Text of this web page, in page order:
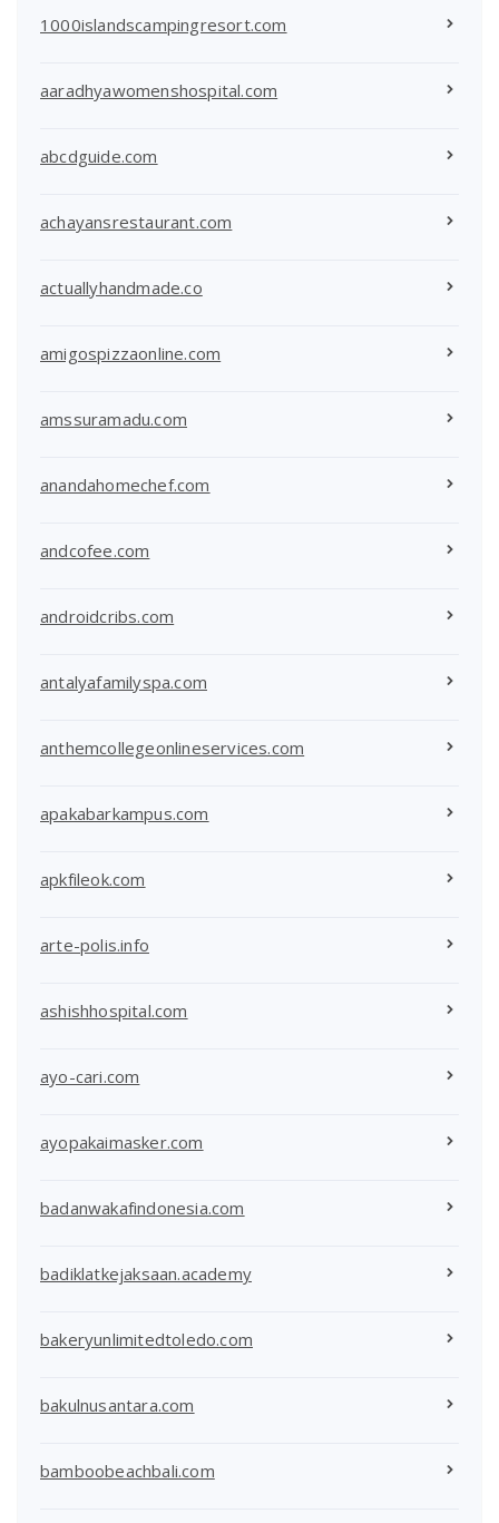
1000islandscampingresort.com
aaradhyawomenshospital.com
abcdguide.com
achayansrestaurant.com
actuallyhandmade.co
amigospizzaonline.com
amssuramadu.com
anandahomechef.com
andcofee.com
androidcribs.com
antalyafamilyspa.com
anthemcollegeonlineservices.com
apakabarkampus.com
apkfileok.com
arte-polis.info
ashishhospital.com
ayo-cari.com
ayopakaimasker.com
badanwakafindonesia.com
badiklatkejaksaan.academy
bakeryunlimitedtoledo.com
bakulnusantara.com
bamboobeachbali.com